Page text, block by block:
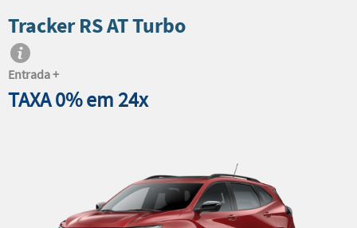
Tracker RS AT Turbo
Entrada +
TAXA 0%em 24x